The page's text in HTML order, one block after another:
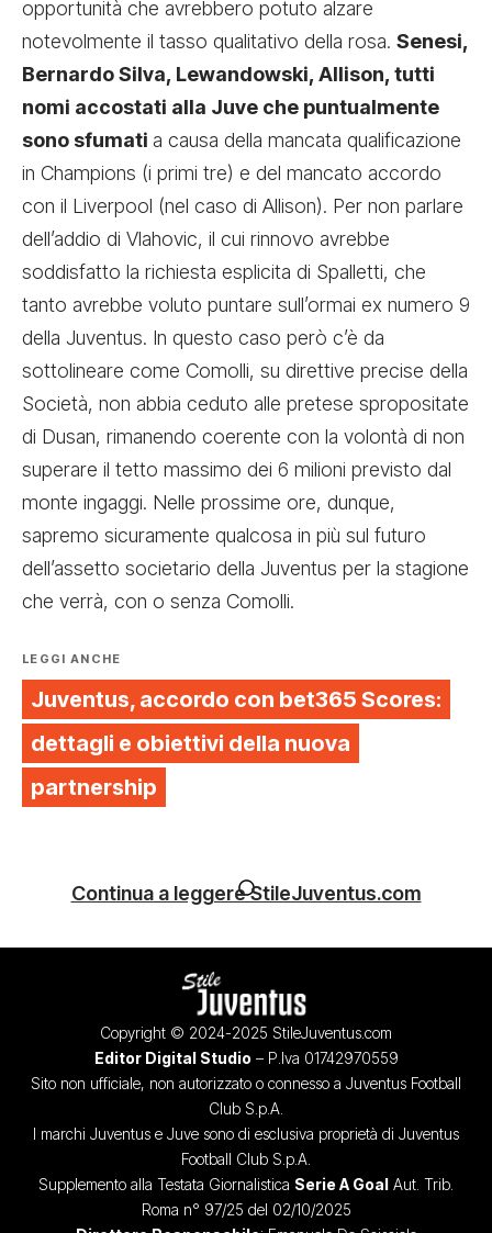
opportunità che avrebbero potuto alzare
notevolmente il tasso qualitativo della rosa. Senesi,
Bernardo Silva, Lewandowski, Allison, tutti
nomi accostati alla Juve che puntualmente
sono sfumati a causa della mancata qualificazione
in Champions (i primi tre) e del mancato accordo
con il Liverpool (nel caso di Allison). Per non parlare
dell’addio di Vlahovic, il cui rinnovo avrebbe
soddisfatto la richiesta esplicita di Spalletti, che
tanto avrebbe voluto puntare sull’ormai ex numero 9
della Juventus. In questo caso però c’è da
sottolineare come Comolli, su direttive precise della
Società, non abbia ceduto alle pretese spropositate
di Dusan, rimanendo coerente con la volontà di non
superare il tetto massimo dei 6 milioni previsto dal
monte ingaggi. Nelle prossime ore, dunque,
sapremo sicuramente qualcosa in più sul futuro
dell’assetto societario della Juventus per la stagione
che verrà, con o senza Comolli.
LEGGI ANCHE
Juventus, accordo con bet365 Scores:
dettagli e obiettivi della nuova
partnership
Continua a leggere StileJuventus.com
Copyright © 2024-2025 StileJuventus.com
Editor Digital Studio – P.Iva 01742970559
Sito non ufficiale, non autorizzato o connesso a Juventus Football
Club S.p.A.
I marchi Juventus e Juve sono di esclusiva proprietà di Juventus
Football Club S.p.A.
Supplemento alla Testata Giornalistica Serie A Goal Aut. Trib.
Roma n° 97/25 del 02/10/2025